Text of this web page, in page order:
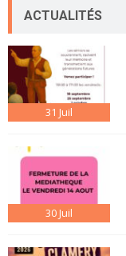
ACTUALITÉS
31 Juil
30Juil